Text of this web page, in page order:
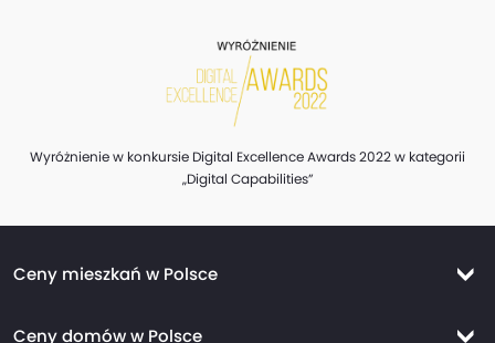
Wyróżnienie w konkursie Digital Excellence Awards 2022 w kategorii
„Digital Capabilities”
Ceny mieszkań w Polsce
Ceny domów w Polsce